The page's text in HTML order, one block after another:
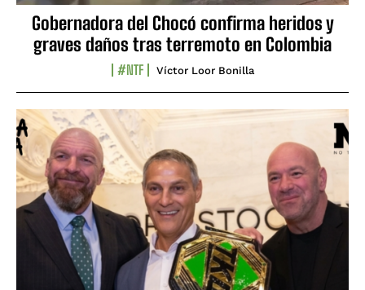
Gobernadora del Chocó confirma heridos y
graves daños tras terremoto en Colombia
#NTF Víctor Loor Bonilla